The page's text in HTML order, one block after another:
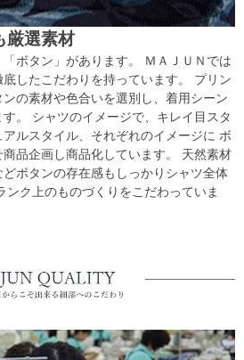
厳選素材
ボタン」があります。 ＭＡＪＵＮでは
したこだわりを持っています。 プリン
ンの素材や色合いを選別し、着用シーン
。 シャツのイメージで、キレイ目スタ
ルスタイル、それぞれのイメージに ボ
品企画し商品化しています。 天然素材
どボタンの存在感もしっかりシャツ全体
ンク上のものづくりをこだわっていま